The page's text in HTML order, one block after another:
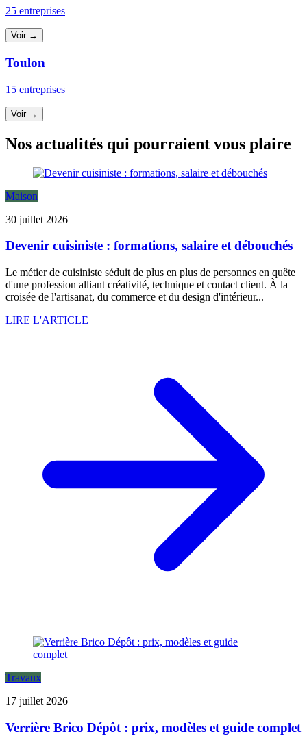
25 entreprises
Voir →
Toulon
15 entreprises
Voir →
Nos actualités qui pourraient vous plaire
Maison
30 juillet 2026
Devenir cuisiniste : formations, salaire et débouchés
Le métier de cuisiniste séduit de plus en plus de personnes en quête
d'une profession alliant créativité, technique et contact client. À la
croisée de l'artisanat, du commerce et du design d'intérieur...
LIRE L'ARTICLE
Travaux
17 juillet 2026
Verrière Brico Dépôt : prix, modèles et guide complet